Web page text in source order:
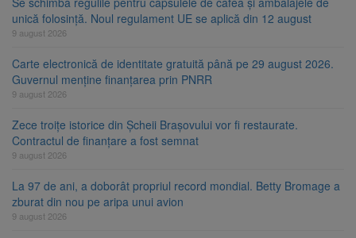
unică folosință. Noul regulament UE se aplică din 12 august
9 august 2026
Carte electronică de identitate gratuită până pe 29 august 2026.
Guvernul menține finanțarea prin PNRR
9 august 2026
Zece troițe istorice din Șcheii Brașovului vor fi restaurate.
Contractul de finanțare a fost semnat
9 august 2026
La 97 de ani, a doborât propriul record mondial. Betty Bromage a
zburat din nou pe aripa unui avion
9 august 2026